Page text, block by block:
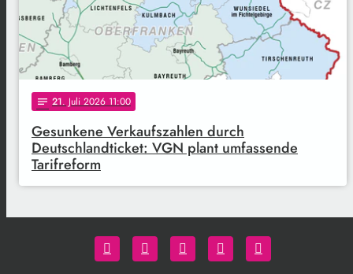
notes 21. Juli 2026 11:00
Gesunkene Verkaufszahlen durch
Deutschlandticket: VGN plant umfassende
Tarifreform